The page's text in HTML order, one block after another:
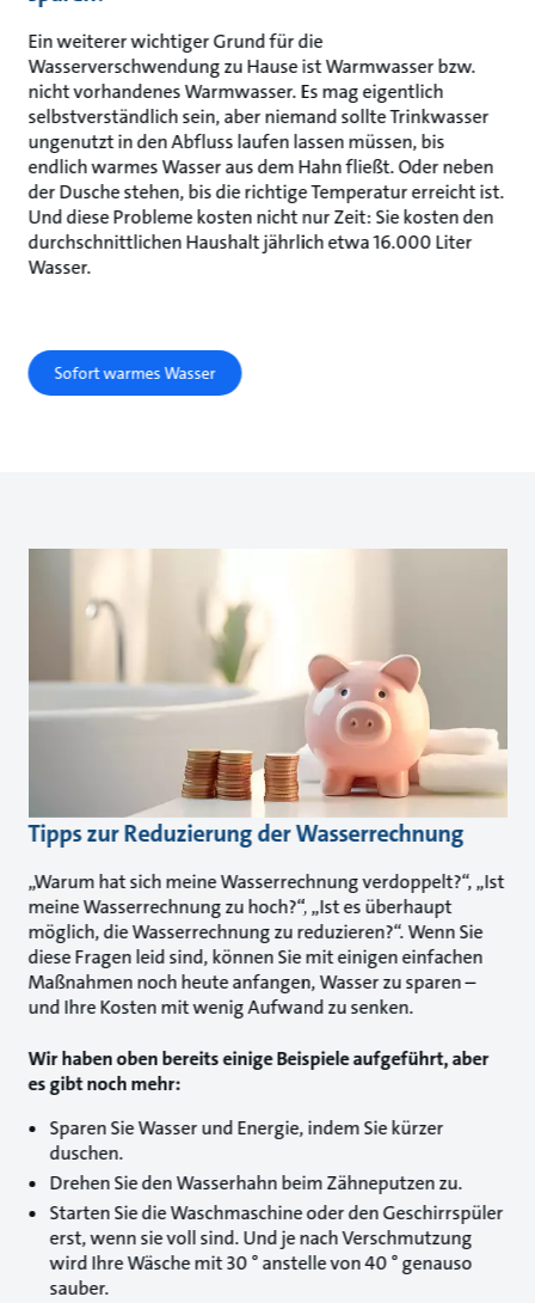
Ein weiterer wichtiger Grund für die
Wasserverschwendung zu Hause ist Warmwasser bzw.
nicht vorhandenes Warmwasser. Es mag eigentlich
selbstverständlich sein, aber niemand sollte Trinkwasser
ungenutzt in den Abfluss laufen lassen müssen, bis
endlich warmes Wasser aus dem Hahn fließt. Oder neben
der Dusche stehen, bis die richtige Temperatur erreicht ist.
Und diese Probleme kosten nicht nur Zeit: Sie kosten den
durchschnittlichen Haushalt jährlich etwa 16.000 Liter
Wasser.
Sofort warmes Wasser
Tipps zur Reduzierung der Wasserrechnung
„Warum hat sich meine Wasserrechnung verdoppelt?“, „Ist
meine Wasserrechnung zu hoch?“, „Ist es überhaupt
möglich, die Wasserrechnung zu reduzieren?“. Wenn Sie
diese Fragen leid sind, können Sie mit einigen einfachen
Maßnahmen noch heute anfangen, Wasser zu sparen –
und Ihre Kosten mit wenig Aufwand zu senken.
Wir haben oben bereits einige Beispiele aufgeführt, aber
es gibt noch mehr:
Sparen Sie Wasser und Energie, indem Sie kürzer
duschen.
Drehen Sie den Wasserhahn beim Zähneputzen zu.
Starten Sie die Waschmaschine oder den Geschirrspüler
erst, wenn sie voll sind. Und je nach Verschmutzung
wird Ihre Wäsche mit 30 ° anstelle von 40 ° genauso
sauber.